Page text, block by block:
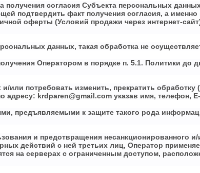
согласия Субъекта персональных
подтвердить факт получения согласия, а
оферты (Условий продажи через интернет-
данных, такая обработка не
Оператором в порядке п. 5.1. Политики до
потребовать изменить, прекратить обработку
krdparen@gmail.com указав имя, телефон,
предъявляемыми к защите такого рода
и предотвращения несанкционированного и/
действий с ней третьих лиц, Оператор
на серверах с ограниченным доступом,